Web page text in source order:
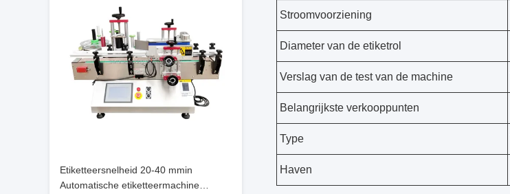
Etiketteersnelheid 20-40 mmin
Automatische etiketteermachine
Stroomvoorziening
Diameter van de etiketrol
Verslag van de test van de machine
Belangrijkste verkooppunten
Type
Haven